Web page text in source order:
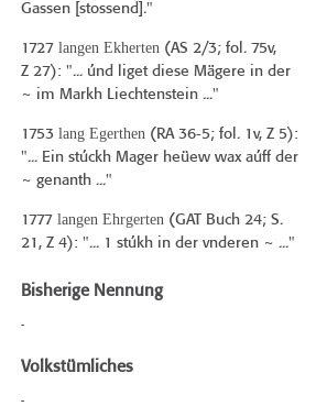
Gassen [stossend]."
1727 langen Ekherten(AS 2/3; fol. 75v,
Z 27): "... únd liget diese Mägere in der
~ im Markh Liechtenstein ..."
1753 lang Egerthen( RA 36-5; fol. 1v, Z 5):
"... Ein stúckh Mager heüew wax aúff der
~ genanth ..."
1777 langen Ehrgerten(GAT Buch 24; S.
21, Z 4): "... 1 stúkh in der vnderen ~ ..."
Bisherige Nennung
-
Volkstümliches
-